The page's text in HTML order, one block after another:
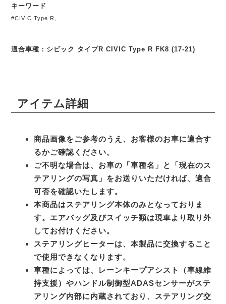
キーワード
#CIVIC Type R
適合車種：シビック タイプR CIVIC Type R FK8 (17-21)
アイテム詳細
商品画像をご参考のうえ、お客様のお車に適合す
るかご確認ください。
ご不明な場合は、お車の「車種名」と「現在のス
テアリングの写真」をお送りいただければ、適合
可否を確認いたします。
本商品はステアリング本体のみとなっておりま
す。エアバッグ及びスイッチ類は現車より取り外
してお付けください。
ステアリングヒーターは、本製品に交換すること
で使用できなくなります。
車種によっては、レーンキープアシスト（車線維
持支援）やハンドル制御型ADASセンサーがステ
アリング内部に内蔵されており、ステアリング交